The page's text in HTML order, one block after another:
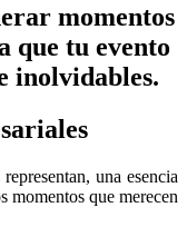
momentos
que tu evento
inolvidables.
una esencia
momentos que merecen